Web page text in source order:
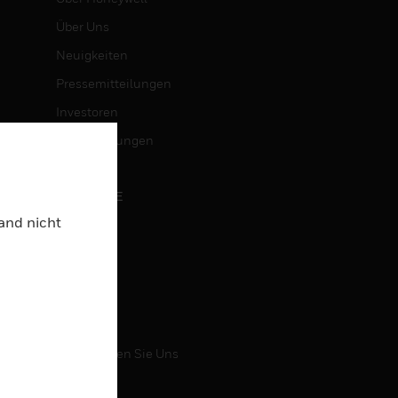
Über Uns
Neuigkeiten
Pressemitteilungen
Investoren
Veranstaltungen
KARRIERE
Karriere
Kontaktieren Sie Uns
nicht